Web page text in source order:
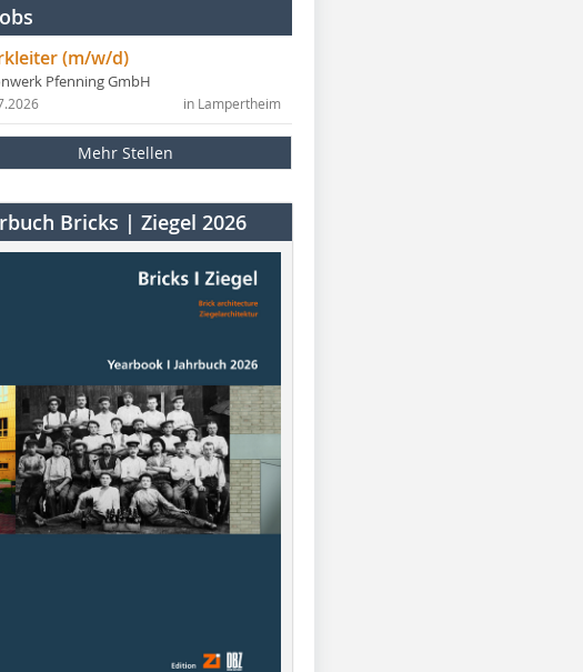
(m/w/d)
Pfenning GmbH
in Lampertheim
Mehr Stellen
Bricks | Ziegel 2026